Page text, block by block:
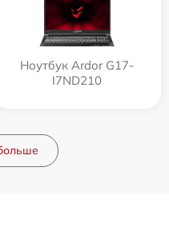
Ноутбук Ardor G17-
I7ND210